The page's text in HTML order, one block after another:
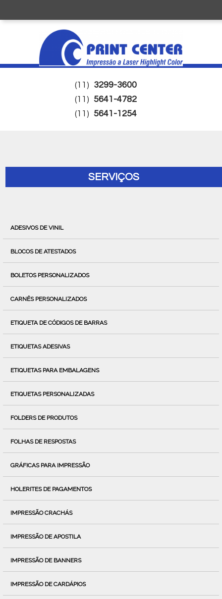
(11) 3299-3600
(11) 5641-4782
(11) 5641-1254
SERVIÇOS
ADESIVOS DE VINIL
BLOCOS DE ATESTADOS
BOLETOS PERSONALIZADOS
CARNÊS PERSONALIZADOS
ETIQUETA DE CÓDIGOS DE BARRAS
ETIQUETAS ADESIVAS
ETIQUETAS PARA EMBALAGENS
ETIQUETAS PERSONALIZADAS
FOLDERS DE PRODUTOS
FOLHAS DE RESPOSTAS
GRÁFICAS PARA IMPRESSÃO
HOLERITES DE PAGAMENTOS
IMPRESSÃO CRACHÁS
IMPRESSÃO DE APOSTILA
IMPRESSÃO DE BANNERS
IMPRESSÃO DE CARDÁPIOS